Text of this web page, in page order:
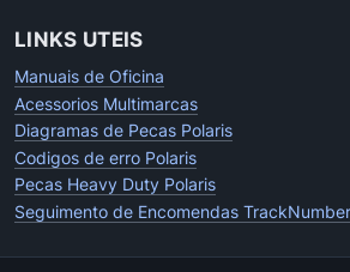
LINKS UTEIS
Manuais de Oficina
Acessorios Multimarcas
Diagramas de Pecas Polaris
Codigos de erro Polaris
Pecas Heavy Duty Polaris
Seguimento de Encomendas TrackNumber